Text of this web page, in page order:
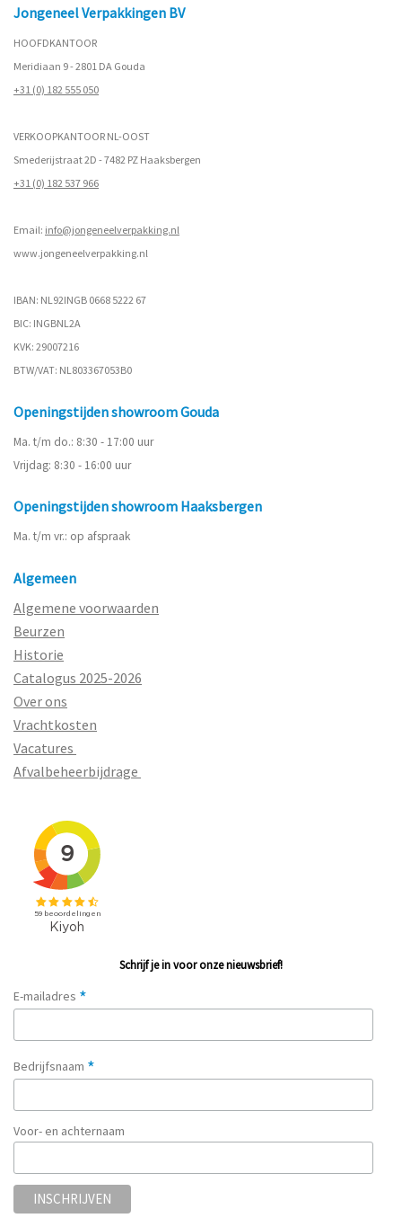
Jongeneel Verpakkingen BV
HOOFDKANTOOR
Meridiaan 9 - 2801 DA Gouda
+31 (0) 182 555 050
VERKOOPKANTOOR NL-OOST
Smederijstraat 2D - 7482 PZ Haaksbergen
+31 (0) 182 537 966
Email: info@jongeneelverpakking.nl
www.jongeneelverpakking.nl
IBAN: NL92INGB 0668 5222 67
BIC: INGBNL2A
KVK: 29007216
BTW/VAT: NL803367053B0
Openingstijden showroom Gouda
Ma. t/m do.: 8:30 - 17:00 uur
Vrijdag: 8:30 - 16:00 uur
Openingstijden showroom Haaksbergen
Ma. t/m vr.: op afspraak
Algemeen
Algemene voorwaarden
Beurzen
Historie
Catalogus 2025-2026
Over ons
Vrachtkosten
Vacatures
Afvalbeheerbijdrage
Schrijf je in voor onze nieuwsbrief!
E-mailadres *
Bedrijfsnaam *
Voor- en achternaam